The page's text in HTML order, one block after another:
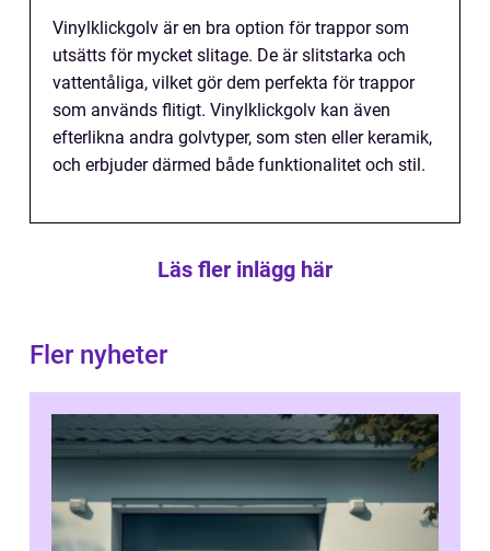
Vinylklickgolv är en bra option för trappor som
utsätts för mycket slitage. De är slitstarka och
vattentåliga, vilket gör dem perfekta för trappor
som används flitigt. Vinylklickgolv kan även
efterlikna andra golvtyper, som sten eller keramik,
och erbjuder därmed både funktionalitet och stil.
Läs fler inlägg här
Fler nyheter